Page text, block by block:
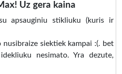
Uz gera kaina
apsauginiu stikliuku (kuris ir
siektiek kampai :(. bet
nesimato. Yra dezute,